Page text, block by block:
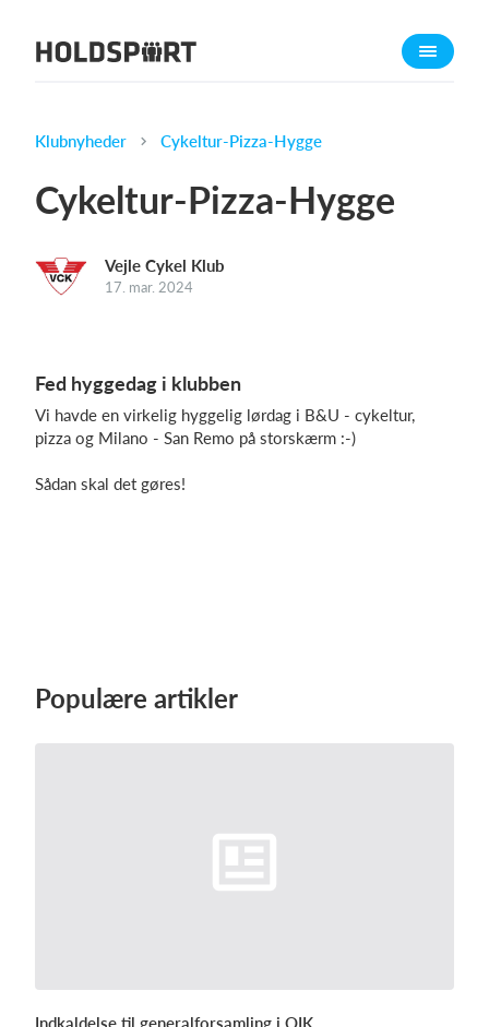
Om Holdsport
Presseomtale
Kalender
Webshop
Billetsystem
Hvad koster det?
Klubnyheder Cykeltur-Pizza-Hygge
Cykeltur-Pizza-Hygge
Vejle Cykel Klub
17. mar. 2024
Fed hyggedag i klubben
Vi havde en virkelig hyggelig lørdag i B&U - cykeltur,
pizza og Milano - San Remo på storskærm :-)
Sådan skal det gøres!
Populære artikler
Indkaldelse til generalforsamling i OIK